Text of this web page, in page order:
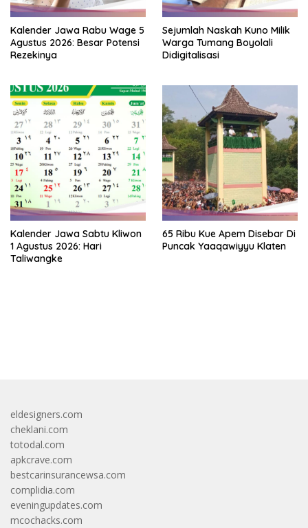
Kalender Jawa Rabu Wage 5
Agustus 2026: Besar Potensi
Rezekinya
Sejumlah Naskah Kuno Milik
Warga Tumang Boyolali
Didigitalisasi
Kalender Jawa Sabtu Kliwon
1 Agustus 2026: Hari
Taliwangke
65 Ribu Kue Apem Disebar Di
Puncak Yaaqawiyyu Klaten
eldesigners.com
cheklani.com
totodal.com
apkcrave.com
bestcarinsurancewsa.com
complidia.com
eveningupdates.com
mcochacks.com